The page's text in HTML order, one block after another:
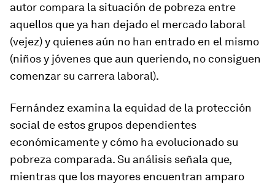
autor compara la situación de pobreza entre
aquellos que ya han dejado el mercado laboral
(vejez) y quienes aún no han entrado en el mismo
(niños y jóvenes que aun queriendo, no consiguen
comenzar su carrera laboral).
Fernández examina la equidad de la protección
social de estos grupos dependientes
económicamente y cómo ha evolucionado su
pobreza comparada. Su análisis señala que,
mientras que los mayores encuentran amparo